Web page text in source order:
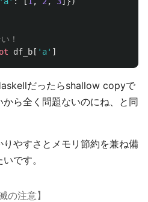
df_b [ ' a' ]
だったらshallow copyで
ら全く問題ないのにね、と同
やすさとメモリ節約を兼ね備
です。
の注意】